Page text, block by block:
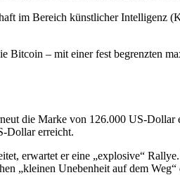
im Bereich künstlicher Intelligenz
Bitcoin – mit einer fest begrenzten
die Marke von 126.000 US-Dollar
Dollar erreicht.
erwartet er eine „explosive“
„kleinen Unebenheit auf dem